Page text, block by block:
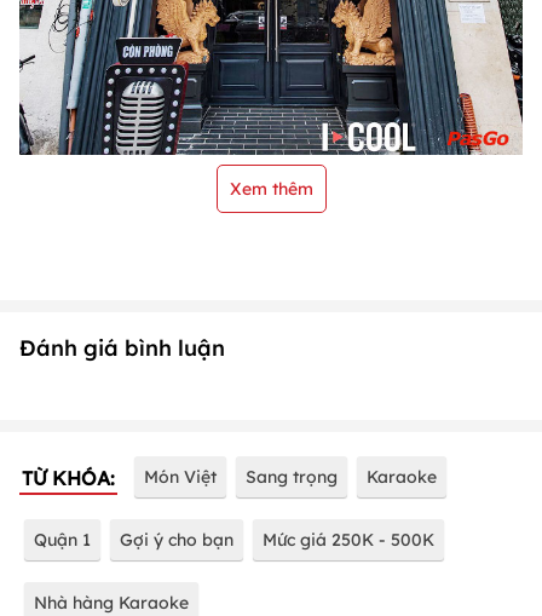
Xem thêm
Đánh giá bình luận
TỪ KHÓA: Món Việt Sang trọng Karaoke
Quận 1 Gợi ý cho bạn Mức giá 250K - 500K
Nhà hàng Karaoke